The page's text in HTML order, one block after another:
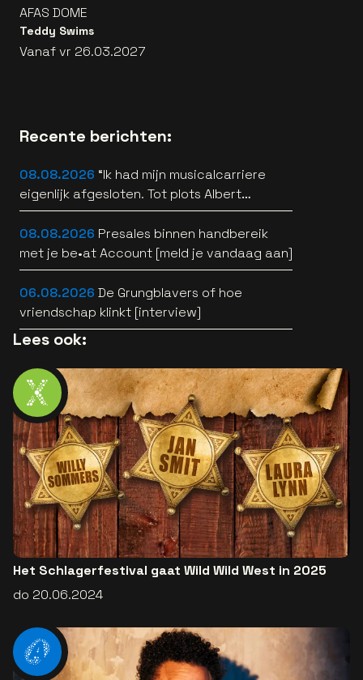
AFAS DOME
Teddy Swims
Vanaf vr 26.03.2027
Recente berichten:
08.08.2026 “Ik had mijn musicalcarriere
eigenlijk afgesloten. Tot plots Albert
Verlinde belde” [interview]
08.08.2026 Presales binnen handbereik
met je be•at Account [meld je vandaag aan]
06.08.2026 De Grungblavers of hoe
vriendschap klinkt [interview]
Lees ook:
Het Schlagerfestival gaat Wild Wild West in 2025
do 20.06.2024